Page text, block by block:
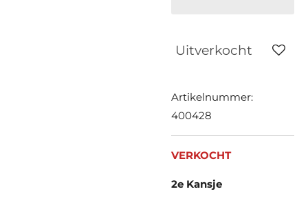
Uitverkocht
Artikelnummer:
400428
VERKOCHT
2e Kansje